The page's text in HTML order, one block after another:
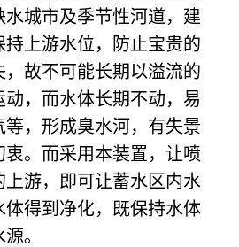
水城市及季节性河道，建
上游水位，防止宝贵的
，故不可能长期以溢流的
，而水体长期不动，易
等，形成臭水河，有失景
衷。而采用本装置，让喷
上游，即可让蓄水区内水
体得到净化，既保持水体
。